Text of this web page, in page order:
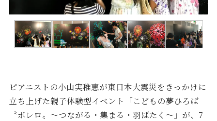
ピアニストの小山実稚恵が東日本大震災をきっかけに
立ち上げた親子体験型イベント「こどもの夢ひろば
〝ボレロ〟～つながる・集まる・羽ばたく～」が、7